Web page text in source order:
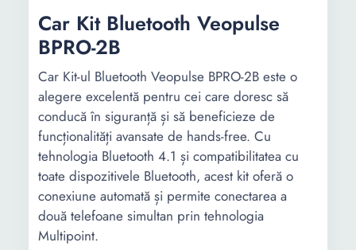
Orice
cu priza de
bricheta
orice
cu priza de
bricheta si
de radio FM
Altele
Car Kit Bluetooth Veopulse
BPRO-2B
Car Kit-ul Bluetooth Veopulse BPRO-2B este o
alegere excelentă pentru cei care doresc să
conducă în siguranță și să beneficieze de
funcționalități avansate de hands-free. Cu
tehnologia Bluetooth 4.1 și compatibilitatea cu
toate dispozitivele Bluetooth, acest kit oferă o
conexiune automată și permite conectarea a
două telefoane simultan prin tehnologia
Multipoint.